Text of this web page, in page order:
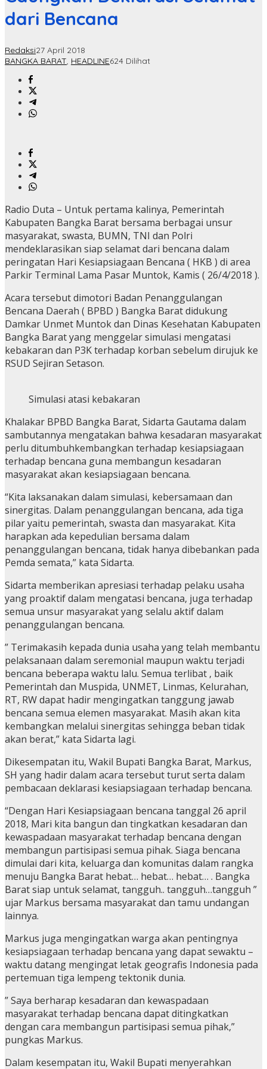
dari Bencana
Redaksi27 April 2018
BANGKA BARAT, HEADLINE624 Dilihat
Radio Duta – Untuk pertama kalinya, Pemerintah
Kabupaten Bangka Barat bersama berbagai unsur
masyarakat, swasta, BUMN, TNI dan Polri
mendeklarasikan siap selamat dari bencana dalam
peringatan Hari Kesiapsiagaan Bencana ( HKB ) di area
Parkir Terminal Lama Pasar Muntok, Kamis ( 26/4/2018 ).
Acara tersebut dimotori Badan Penanggulangan
Bencana Daerah ( BPBD ) Bangka Barat didukung
Damkar Unmet Muntok dan Dinas Kesehatan Kabupaten
Bangka Barat yang menggelar simulasi mengatasi
kebakaran dan P3K terhadap korban sebelum dirujuk ke
RSUD Sejiran Setason.
Simulasi atasi kebakaran
Khalakar BPBD Bangka Barat, Sidarta Gautama dalam
sambutannya mengatakan bahwa kesadaran masyarakat
perlu ditumbuhkembangkan terhadap kesiapsiagaan
terhadap bencana guna membangun kesadaran
masyarakat akan kesiapsiagaan bencana.
“Kita laksanakan dalam simulasi, kebersamaan dan
sinergitas. Dalam penanggulangan bencana, ada tiga
pilar yaitu pemerintah, swasta dan masyarakat. Kita
harapkan ada kepedulian bersama dalam
penanggulangan bencana, tidak hanya dibebankan pada
Pemda semata,” kata Sidarta.
Sidarta memberikan apresiasi terhadap pelaku usaha
yang proaktif dalam mengatasi bencana, juga terhadap
semua unsur masyarakat yang selalu aktif dalam
penanggulangan bencana.
” Terimakasih kepada dunia usaha yang telah membantu
pelaksanaan dalam seremonial maupun waktu terjadi
bencana beberapa waktu lalu. Semua terlibat , baik
Pemerintah dan Muspida, UNMET, Linmas, Kelurahan,
RT, RW dapat hadir mengingatkan tanggung jawab
bencana semua elemen masyarakat. Masih akan kita
kembangkan melalui sinergitas sehingga beban tidak
akan berat,” kata Sidarta lagi.
Dikesempatan itu, Wakil Bupati Bangka Barat, Markus,
SH yang hadir dalam acara tersebut turut serta dalam
pembacaan deklarasi kesiapsiagaan terhadap bencana.
“Dengan Hari Kesiapsiagaan bencana tanggal 26 april
2018, Mari kita bangun dan tingkatkan kesadaran dan
kewaspadaan masyarakat terhadap bencana dengan
membangun partisipasi semua pihak. Siaga bencana
dimulai dari kita, keluarga dan komunitas dalam rangka
menuju Bangka Barat hebat… hebat… hebat… . Bangka
Barat siap untuk selamat, tangguh.. tangguh…tangguh ”
ujar Markus bersama masyarakat dan tamu undangan
lainnya.
Markus juga mengingatkan warga akan pentingnya
kesiapsiagaan terhadap bencana yang dapat sewaktu –
waktu datang mengingat letak geografis Indonesia pada
pertemuan tiga lempeng tektonik dunia.
” Saya berharap kesadaran dan kewaspadaan
masyarakat terhadap bencana dapat ditingkatkan
dengan cara membangun partisipasi semua pihak,”
pungkas Markus.
Dalam kesempatan itu, Wakil Bupati menyerahkan